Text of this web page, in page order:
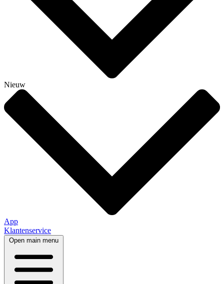
Nieuw
App
Klantenservice
Open main menu